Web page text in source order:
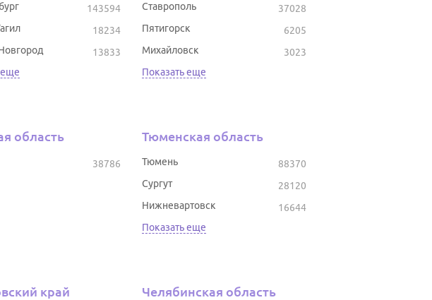
143594
18234
13833
еще
37028
Ставрополь
6205
Пятигорск
3023
Михайловск
Показать еще
область
38786
Тюменская область
88370
Тюмень
28120
Сургут
16644
Нижневартовск
Показать еще
край Челябинская область